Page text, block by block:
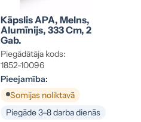
Kāpslis APA, Melns,
Alumīnijs, 333 Cm, 2
Gab.
Piegādātāja kods:
1852-10096
Pieejamība:
Somijas noliktavā
Piegāde 3–8 darba dienās